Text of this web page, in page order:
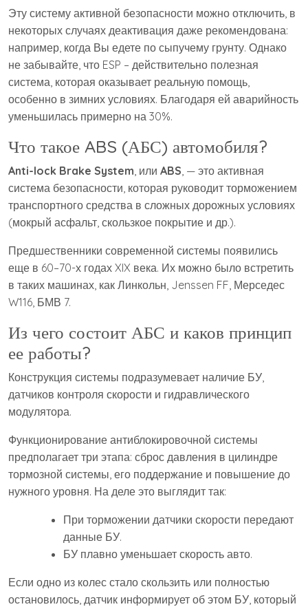
Эту систему активной безопасности можно отключить, в
некоторых случаях деактивация даже рекомендована:
например, когда Вы едете по сыпучему грунту. Однако
не забывайте, что ESP – действительно полезная
система, которая оказывает реальную помощь,
особенно в зимних условиях. Благодаря ей аварийность
уменьшилась примерно на 30%.
Что такое ABS (АБС) автомобиля?
Anti-lock Brake System , или ABS , — это активная
система безопасности, которая руководит торможением
транспортного средства в сложных дорожных условиях
(мокрый асфальт, скользкое покрытие и др.).
Предшественники современной системы появились
еще в 60–70-х годах XIX века. Их можно было встретить
в таких машинах, как Линкольн, Jenssen FF, Мерседес
W116, БМВ 7.
Из чего состоит АБС и каков принцип
ее работы?
Конструкция системы подразумевает наличие БУ,
датчиков контроля скорости и гидравлического
модулятора.
Функционирование антиблокировочной системы
предполагает три этапа: сброс давления в цилиндре
тормозной системы, его поддержание и повышение до
нужного уровня. На деле это выглядит так:
При торможении датчики скорости передают
данные БУ.
БУ плавно уменьшает скорость авто.
Если одно из колес стало скользить или полностью
остановилось, датчик информирует об этом БУ, который